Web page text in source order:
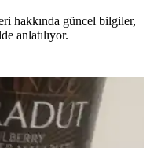
hakkında güncel bilgiler,
anlatılıyor.